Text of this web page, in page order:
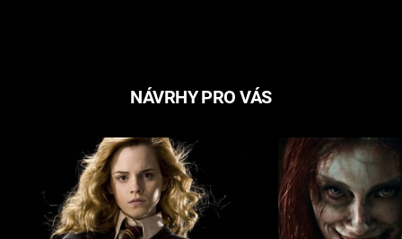
NÁVRHY PRO VÁS